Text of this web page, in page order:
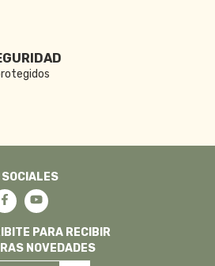
SOCIALES
PARA RECIBIR
NOVEDADES